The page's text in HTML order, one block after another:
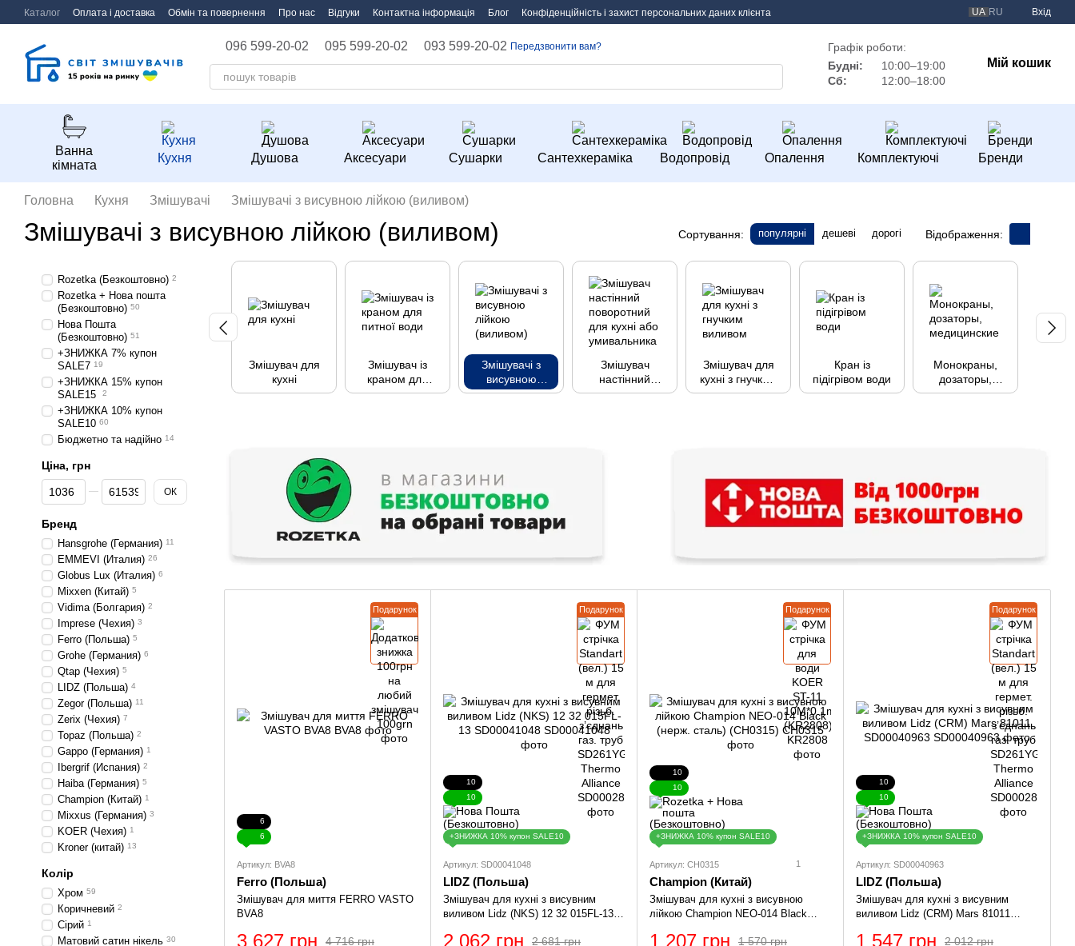
Перейти до основного контенту
Каталог Оплата і доставка Обмін та повернення Про нас Відгуки Контактна інформація Блог Конфіденційність і захист персональних даних клієнта UA RU Вхід
096 599-20-02 095 599-20-02 093 599-20-02 Передзвонити вам?
Графік роботи:
Будні:
10:00–19:00
Сб:
12:00–18:00
Мій кошик
Ванна
кімната
Кухня Душова Аксесуари Сушарки Сантехкераміка Водопровід Опалення Комплектуючі Бренди
Головна Кухня Змішувачі Змішувачі з висувною лійкою (виливом)
Змішувачі з висувною лійкою (виливом) Сортування: популярні дешеві дорогі Відображення:
Змішувач для
кухні
Змішувач із
краном для
питної води
Змішувачі з
висувною
лійкою
Змішувач
настінний
поворотний
Змішувач для
кухні з гнучким
виливом
Кран із
підігрівом води
Монокраны,
дозаторы,
медицинские
Подарунок
6
6
Артикул: BVA8
Ferro (Польша)
Змішувач для миття FERRO VASTO
BVA8
4 716 грн
3 627 грн
Подарунок
10
10
+ЗНИЖКА 10% купон SALE10
Артикул: SD00041048
LIDZ (Польша)
Змішувач для кухні з висувним
виливом Lidz (NKS) 12 32 015FL-13
2 681 грн
2 062 грн
Подарунок
10
10
+ЗНИЖКА 10% купон SALE10
Артикул: CH0315 1
Champion (Китай)
Змішувач для кухні з висувною
лійкою Champion NEO-014 Black
1 570 грн
1 207 грн
Подарунок
10
10
+ЗНИЖКА 10% купон SALE10
Артикул: SD00040963
LIDZ (Польша)
Змішувач для кухні з висувним
виливом Lidz (CRM) Mars 81011
2 012 грн
1 547 грн
Rozetka (Безкоштовно) 2
Rozetka + Нова пошта
(Безкоштовно) 50
Нова Пошта
(Безкоштовно) 51
+ЗНИЖКА 7% купон
SALE7 19
+ЗНИЖКА 15% купон
SALE15
2
+ЗНИЖКА 10% купон
SALE10 60
Бюджетно та надійно 14
Ціна, грн
Від Ціна, грн
До Ціна, грн ОК
Бренд
Hansgrohe (Германия) 11
EMMEVI (Италия) 26
Globus Lux (Италия) 6
Mixxen (Китай) 5
Vidima (Болгария) 2
Imprese (Чехия) 3
Ferro (Польша) 5
Grohe (Германия) 6
Qtap (Чехия) 5
LIDZ (Польша) 4
Zegor (Польша) 11
Zerix (Чехия) 7
Topaz (Польша) 2
Gappo (Германия) 1
Ibergrif (Испания) 2
Haiba (Германия) 5
Champion (Китай) 1
Mixxus (Германия) 3
KOER (Чехия) 1
Kroner (китай) 13
Колір
Хром 59
Коричневий 2
Сірий 1
Матовий сатин нікель 30